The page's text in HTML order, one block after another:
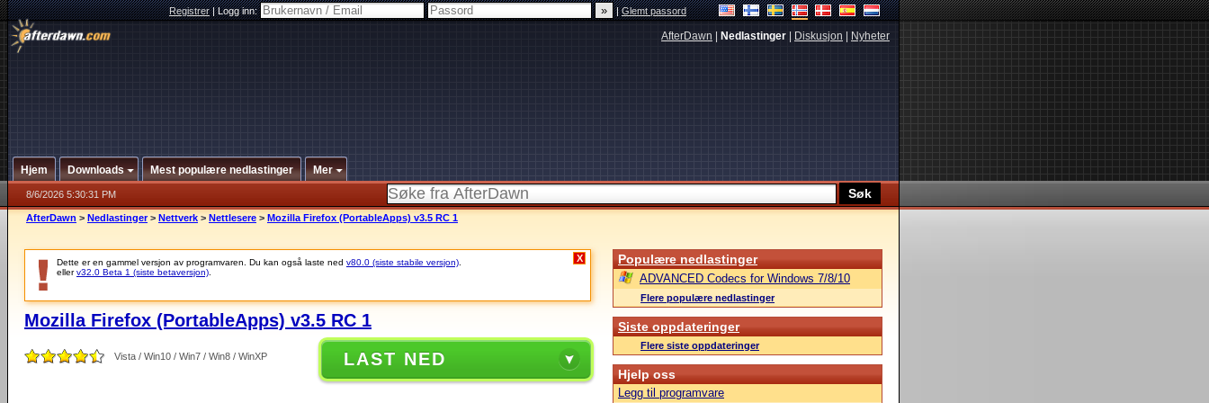
Registrer|Logg inn: |Glemt passord
AfterDawn Nedlastinger Diskusjon Nyheter
Hjem Downloads Mest populære nedlastinger Mer
8/6/2026 5:30:31 PM
AfterDawn > Nedlastinger > Nettverk > Nettlesere > Mozilla Firefox (PortableApps) v3.5 RC 1
Dette er en gammel versjon av programvaren. Du kan også laste ned v80.0 (siste stabile versjon)
ellerv32.0 Beta 1 (siste betaversjon)
X
Mozilla Firefox (PortableApps) v3.5 RC 1
Vista / Win10 / Win7 / Win8 / WinXP LAST NED
Populære nedlastinger
ADVANCED Codecs for Windows 7/8/10
Flere populære nedlastinger
Siste oppdateringer
Flere siste oppdateringer
Hjelp oss
Legg til programvare